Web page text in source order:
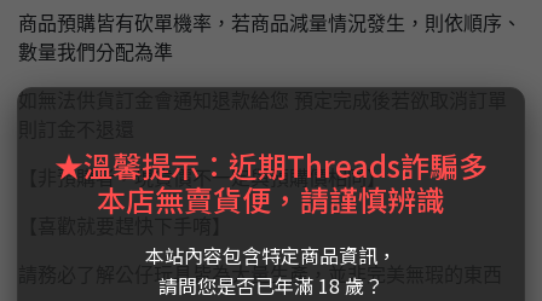
商品預購皆有砍單機率，若商品減量情況發生，則依順序、
數量我們分配為準
如無法供貨訂金會通知退款給您 預定完成後若欲取消訂單
【非預購者，現貨價不一定與預購價相同】
請務必了解公仔玩具皆為大量生產，並非完美無瑕的東西
★溫馨提示：近期Threads詐騙多
本店無賣貨便，請謹慎辨識
本站內容包含特定商品資訊，
請問您是否已年滿 18 歲？